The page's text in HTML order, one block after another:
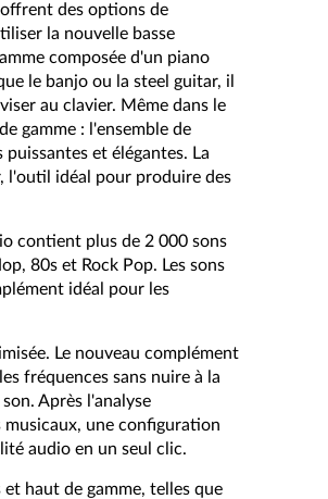
des options de
la nouvelle basse
composée d'un piano
le banjo ou la steel guitar, il
au clavier. Même dans le
gamme : l'ensemble de
et élégantes. La
l'outil idéal pour produire des
contient plus de 2 000 sons
80s et Rock Pop. Les sons
idéal pour les
Le nouveau complément
fréquences sans nuire à la
Après l'analyse
une configuration
audio en un seul clic.
haut de gamme, telles que